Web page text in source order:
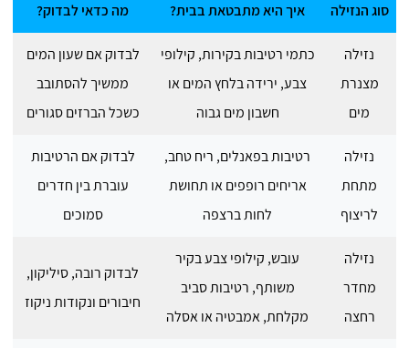
סוג הנזילה איך היא מתבטאת בבית? מה כדאי לבדוק?
נזילה
מצנרת
מים
כתמי רטיבות בקירות, קילופי
צבע, ירידה בלחץ המים או
חשבון מים גבוה
לבדוק אם שעון המים
ממשיך להסתובב
כשכל הברזים סגורים
נזילה
מתחת
לריצוף
רטיבות בפאנלים, ריח טחב,
אריחים רופפים או תחושת
לחות ברצפה
לבדוק אם הרטיבות
עוברת בין חדרים
סמוכים
נזילה
מחדר
רחצה
עובש, קילופי צבע בקיר
משותף, רטיבות סביב
מקלחת, אמבטיה או אסלה
לבדוק רובה, סיליקון,
חיבורים ונקודות ניקוז